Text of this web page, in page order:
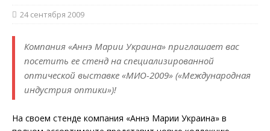
24 сентября 2009
Компания «Аннэ Марии Украина» приглашает вас
посетить ее стенд на специализированной
оптической выставке «МИО-2009» («Международная
индустрия оптики»)!
На своем стенде компания «Аннэ Марии Украина» в